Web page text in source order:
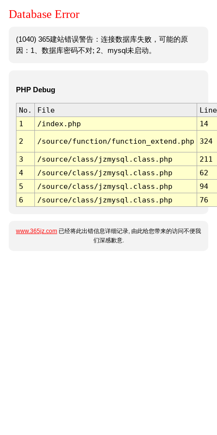
Database Error
(1040) 365建站错误警告：连接数据库失败，可能的原
因：1、数据库密码不对; 2、mysql未启动。
PHP Debug
No. File
Line
1
/index.php 14
2 /source/function/function_extend.php 324
3 /source/class/jzmysql.class.php
211
4
/source/class/jzmysql.class.php
62
5
/source/class/jzmysql.class.php
94
6
/source/class/jzmysql.class.php 76
www.365jz.com 已经将此出错信息详细记录, 由此给您带来的访问不便我
们深感歉意.